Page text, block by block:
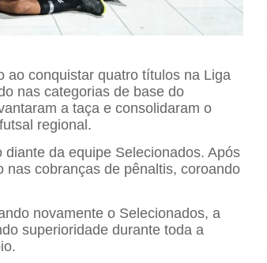
ao conquistar quatro títulos na Liga
nas categorias de base do
a taça e consolidaram o
regional.
da equipe Selecionados. Após
nas cobranças de pênaltis, coroando
novamente o Selecionados, a
superioridade durante toda a